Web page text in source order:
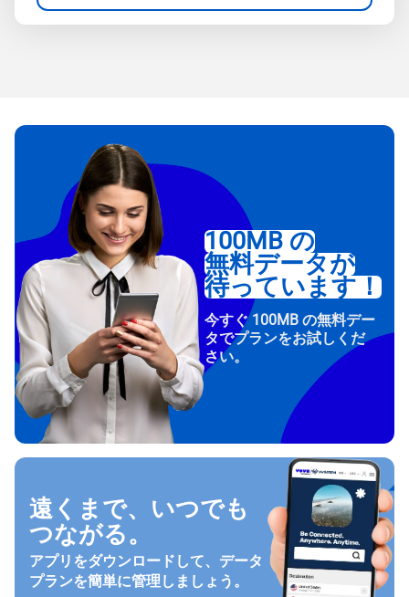
100MB の
無料データが
待っています！
今すぐ 100MB の無料デー
タでプランをお試しくだ
さい。
遠くまで、いつでも
つながる。
アプリをダウンロードして、データ
プランを簡単に管理しましょう。